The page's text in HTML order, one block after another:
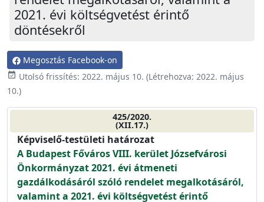
2021. évi költségvetést érintő
döntésekről
Megosztás Facebook-on
event_available Utolsó frissítés: 2022. május 10. (Létrehozva: 2022. május
10.)
425/2020.
(XII.17.)
Képviselő-testületi határozat
A Budapest Főváros VIII. kerület Józsefvárosi
Önkormányzat 2021. évi átmeneti
gazdálkodásáról szóló rendelet megalkotásáról,
valamint a 2021. évi költségvetést érintő